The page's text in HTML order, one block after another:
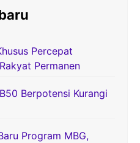
Percepat
Permanen
Berpotensi Kurangi
Program MBG,